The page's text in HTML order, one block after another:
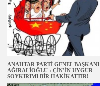
ANAHTAR PARTİ GENEL BAŞKANI
AĞIRALİOĞLU : ÇİN’İN UYGUR
SOYKIRIMI BİR HAKİKATTIR!